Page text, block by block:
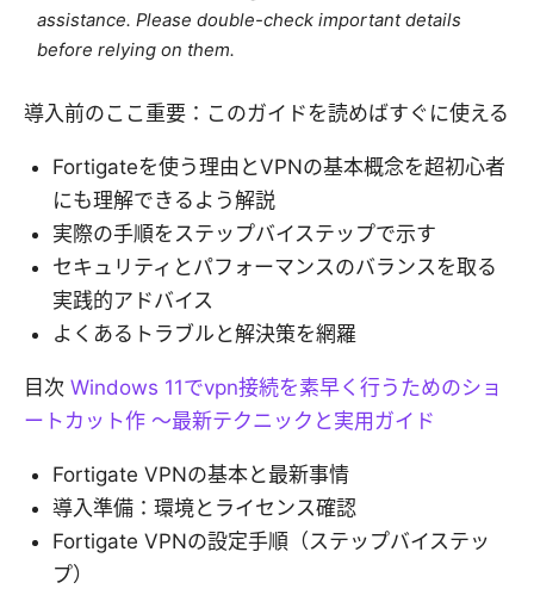
assistance. Please double-check important details
before relying on them.
導入前のここ重要：このガイドを読めばすぐに使える
Fortigateを使う理由とVPNの基本概念を超初心者
にも理解できるよう解説
実際の手順をステップバイステップで示す
セキュリティとパフォーマンスのバランスを取る
実践的アドバイス
よくあるトラブルと解決策を網羅
目次 Windows 11でvpn接続を素早く行うためのショ
ートカット作 〜最新テクニックと実用ガイド
Fortigate VPNの基本と最新事情
導入準備：環境とライセンス確認
Fortigate VPNの設定手順（ステップバイステッ
プ）